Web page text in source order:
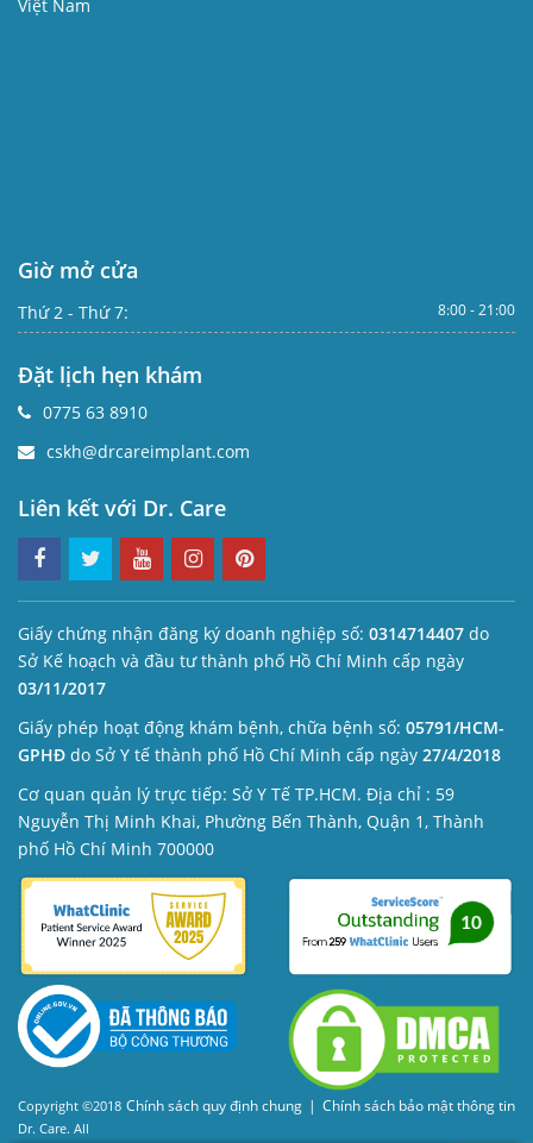
Việt Nam
Giờ mở cửa
Thứ 2 - Thứ 7: 8:00 - 21:00
Đặt lịch hẹn khám
0775 63 8910
cskh@drcareimplant.com
Liên kết với Dr. Care
Giấy chứng nhận đăng ký doanh nghiệp số: 0314714407 do
Sở Kế hoạch và đầu tư thành phố Hồ Chí Minh cấp ngày
03/11/2017
Giấy phép hoạt động khám bệnh, chữa bệnh số: 05791/HCM-
GPHĐ do Sở Y tế thành phố Hồ Chí Minh cấp ngày 27/4/2018
Cơ quan quản lý trực tiếp: Sở Y Tế TP.HCM. Địa chỉ : 59
Nguyễn Thị Minh Khai, Phường Bến Thành, Quận 1, Thành
phố Hồ Chí Minh 700000
Chính sách quy định chung | Chính sách bảo mật thông tin
Copyright ©2018
Dr. Care. All